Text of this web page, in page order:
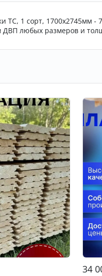
1 сорт, 1700х2745мм -
ДВП любых размеров и
34